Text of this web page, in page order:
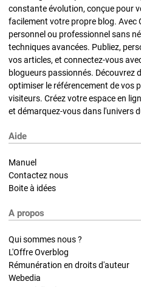
constante évolution, conçue pour
facilement votre propre blog. Avec
personnel ou professionnel sans
techniques avancées. Publiez,
vos articles, et connectez-vous
blogueurs passionnés. Découvrez
optimiser le référencement de vos
visiteurs. Créez votre espace en
et démarquez-vous dans l'univers
Aide
Manuel
Contactez nous
Boite à idées
A propos
Qui sommes nous ?
L'Offre Overblog
Rémunération en droits d'auteur
Webedia